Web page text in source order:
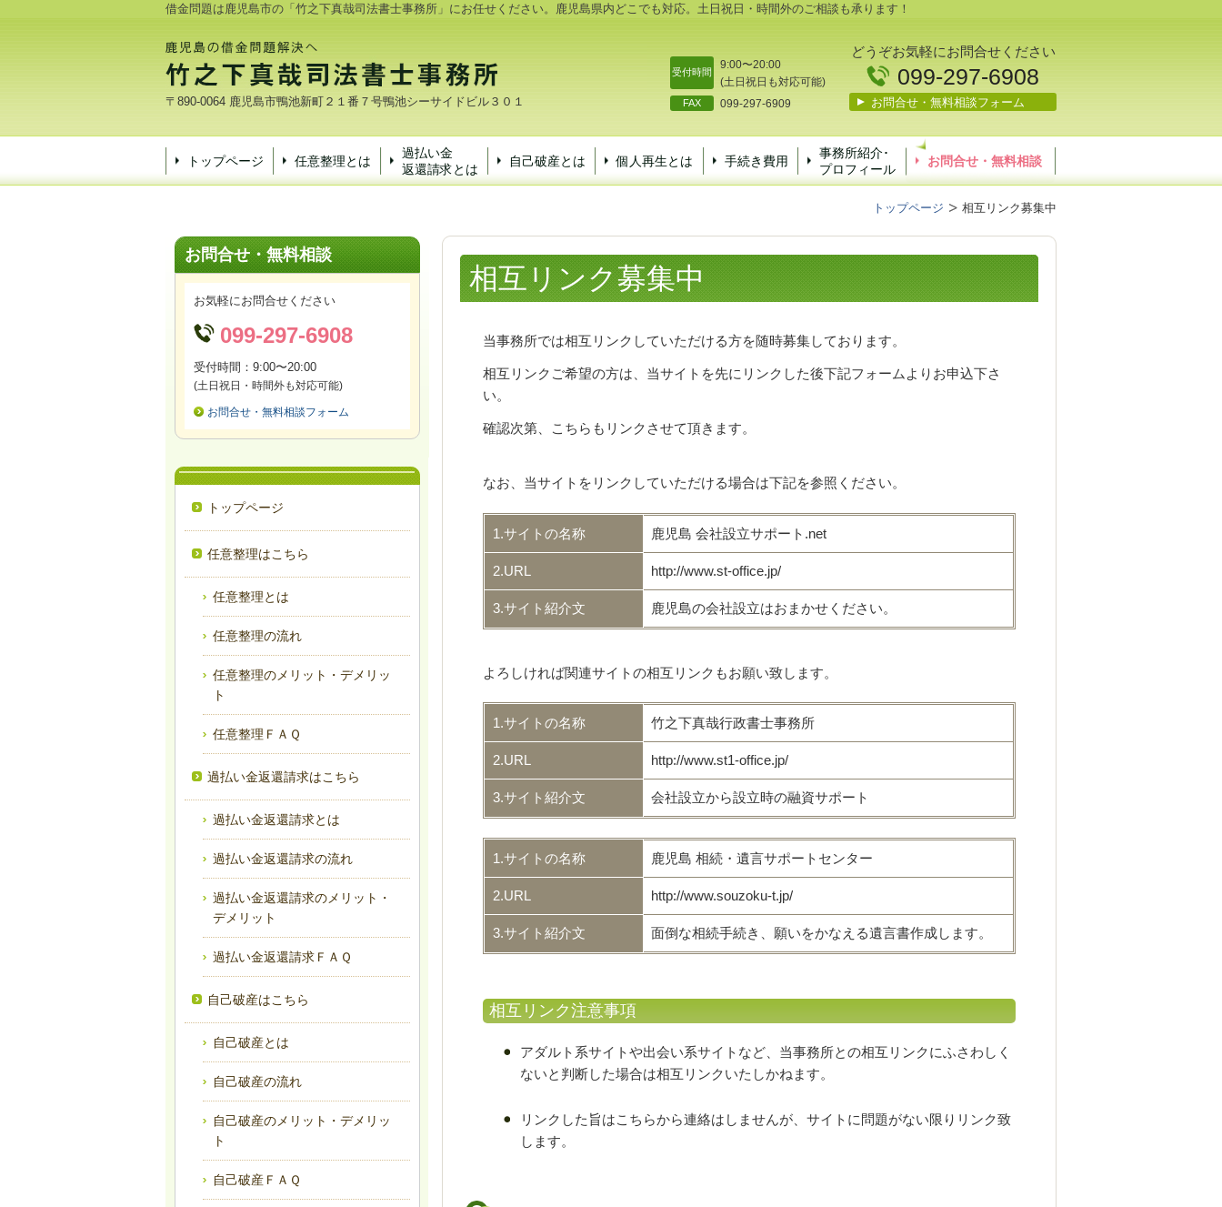
借金問題は鹿児島市の「竹之下真哉司法書士事務所」にお任せください。鹿児島県内どこでも対応。土日祝日・時間外のご相談も承ります！
〒890-0064 鹿児島市鴨池新町２１番７号鴨池シーサイドビル３０１
受付時間
9:00〜20:00
(土日祝日も対応可能)
FAX 099-297-6909
どうぞお気軽にお問合せください
099-297-6908
お問合せ・無料相談フォーム
トップページ 任意整理とは
過払い金
返還請求とは
自己破産とは 個人再生とは 手続き費用
事務所紹介･
プロフィール
お問合せ・無料相談
トップページ 相互リンク募集中
相互リンク募集中
当事務所では相互リンクしていただける方を随時募集しております。
相互リンクご希望の方は、当サイトを先にリンクした後下記フォームよりお申込下さ
い。
確認次第、こちらもリンクさせて頂きます。
なお、当サイトをリンクしていただける場合は下記を参照ください。
1.サイトの名称 鹿児島 会社設立サポート.net
2.URL http://www.st-office.jp/
3.サイト紹介文 鹿児島の会社設立はおまかせください。
よろしければ関連サイトの相互リンクもお願い致します。
1.サイトの名称 竹之下真哉行政書士事務所
2.URL http://www.st1-office.jp/
3.サイト紹介文 会社設立から設立時の融資サポート
1.サイトの名称 鹿児島 相続・遺言サポートセンター
2.URL http://www.souzoku-t.jp/
3.サイト紹介文 面倒な相続手続き、願いをかなえる遺言書作成します。
相互リンク注意事項
アダルト系サイトや出会い系サイトなど、当事務所との相互リンクにふさわしく
ないと判断した場合は相互リンクいたしかねます。
リンクした旨はこちらから連絡はしませんが、サイトに問題がない限りリンク致
します。
お問合せ・無料相談
お気軽にお問合せください
099-297-6908
受付時間：9:00〜20:00
(土日祝日・時間外も対応可能)
お問合せ・無料相談フォーム
トップページ
任意整理はこちら
任意整理とは
任意整理の流れ
任意整理のメリット・デメリッ
ト
任意整理ＦＡＱ
過払い金返還請求はこちら
過払い金返還請求とは
過払い金返還請求の流れ
過払い金返還請求のメリット・
デメリット
過払い金返還請求ＦＡＱ
自己破産はこちら
自己破産とは
自己破産の流れ
自己破産のメリット・デメリッ
ト
自己破産ＦＡＱ